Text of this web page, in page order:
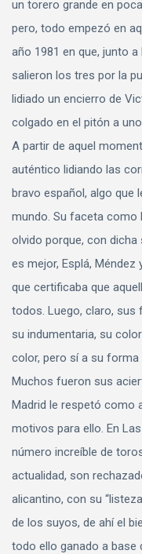
un torero grande en
pero, todo empezó en
año 1981 en que, junto
salieron los tres por la
lidiado un encierro de
colgado en el pitón a
A partir de aquel
auténtico lidiando las
bravo español, algo que
mundo. Su faceta como
olvido porque, con dicha
es mejor, Esplá,
que certificaba que
todos. Luego, claro, sus
su indumentaria, su
color, pero sí a su forma
Muchos fueron sus
Madrid le respetó como
motivos para ello. En
número increíble de
actualidad, son
alicantino, con su
de los suyos, de ahí el
todo ello ganado a base